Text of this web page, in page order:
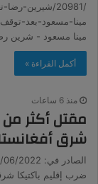
/20981/
مينا مسعود - شرين
أكمل القراءة »
منذ 6 ساعات
شرق
ضرب إقليم باكتيكا